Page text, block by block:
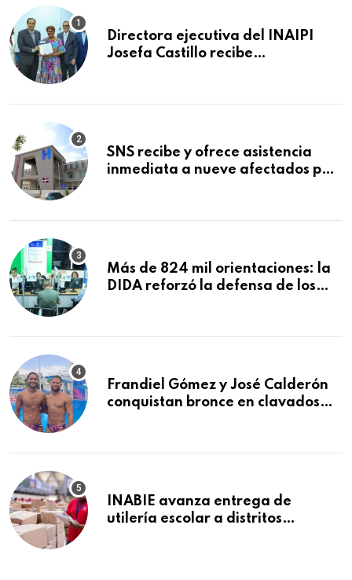
Directora ejecutiva del INAIPI
Josefa Castillo recibe
SNS recibe y ofrece asistencia
inmediata a nueve afectados por
Macorís
Más de 824 mil orientaciones: la
DIDA reforzó la defensa de los
Frandiel Gómez y José Calderón
conquistan bronce en clavados
INABIE avanza entrega de
utilería escolar a distritos